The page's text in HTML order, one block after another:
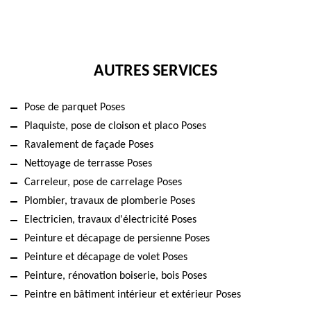
AUTRES SERVICES
Pose de parquet Poses
Plaquiste, pose de cloison et placo Poses
Ravalement de façade Poses
Nettoyage de terrasse Poses
Carreleur, pose de carrelage Poses
Plombier, travaux de plomberie Poses
Electricien, travaux d'électricité Poses
Peinture et décapage de persienne Poses
Peinture et décapage de volet Poses
Peinture, rénovation boiserie, bois Poses
Peintre en bâtiment intérieur et extérieur Poses